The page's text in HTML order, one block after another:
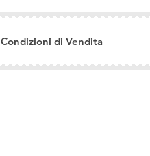
Condizioni di Vendita